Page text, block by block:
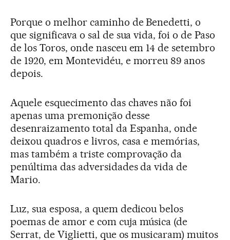
Porque o melhor caminho de Benedetti, o
que significava o sal de sua vida, foi o de Paso
de los Toros, onde nasceu em 14 de setembro
de 1920, em Montevidéu, e morreu 89 anos
depois.
Aquele esquecimento das chaves não foi
apenas uma premonição desse
desenraizamento total da Espanha, onde
deixou quadros e livros, casa e memórias,
mas também a triste comprovação da
penúltima das adversidades da vida de
Mario.
Luz, sua esposa, a quem dedicou belos
poemas de amor e com cuja música (de
Serrat, de Viglietti, que os musicaram) muitos